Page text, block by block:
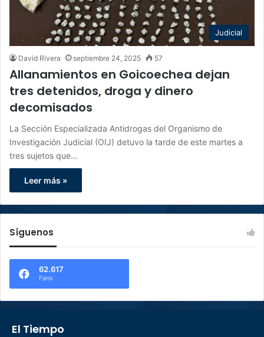
Judicial
David Rivera septiembre 24, 2025 57
Allanamientos en Goicoechea dejan
tres detenidos, droga y dinero
decomisados
La Sección Especializada Antidrogas del Organismo de
Investigación Judicial (OIJ) detuvo la tarde de este martes a
tres sujetos que…
Leer más »
Síguenos
62.617
Fans
El Tiempo